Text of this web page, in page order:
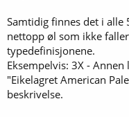
Samtidig finnes det i
nettopp øl som ikke
typedefinisjonene.
Eksempelvis: 3X -
"Eikelagret American
beskrivelse.